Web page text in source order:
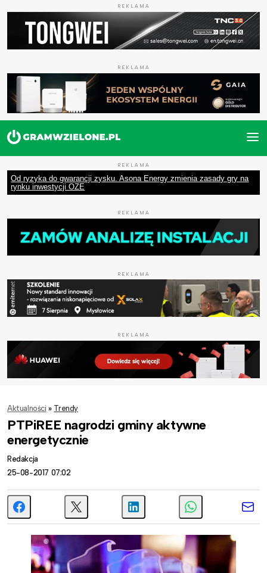
REKLAMA
REKLAMA
REKLAMA
Od ryzyka do gwarancji zysku. Asona Energy zmienia zasady gry na
rynku inwestycji OZE
REKLAMA
REKLAMA
REKLAMA
Aktualności » Trendy
PTPiREE nagrodzi gminy aktywne
energetycznie
Redakcja
25-08-2017 07:02